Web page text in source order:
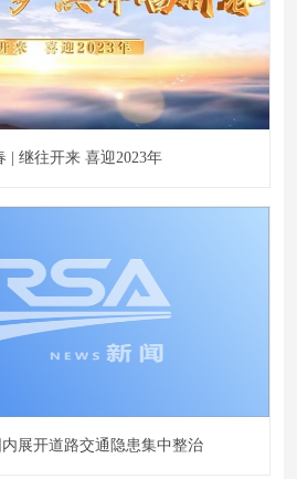
| 继往开来 喜迎2023年
展开道路交通隐患集中整治